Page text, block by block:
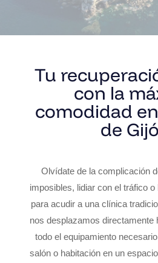
Tu
con la
comodidad
de
Olvídate de la complicación
imposibles, lidiar con el tráfico
para acudir a una clínica
nos desplazamos directamente
todo el equipamiento
salón o habitación en un